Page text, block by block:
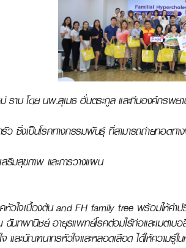
ราม โดย นพ.สุเมธ ฮั่นตระกูล และทีมองค์กรพย
รัว ซึ่งเป็นโรคทางกรรมพันธุ์ ที่สามารถถ่ายทอดท
สริมสุขภาพ และการวางแผน
หัวใจเบื้องต้น and FH family tree พร้อมให้คำป
ทพานิชย์ อายุรแพทย์โรคต่อมไร้ท่อและเมตาบ
ะมัณฑนากรหัวใจและหลอดเลือด ได้ให้ความรู้ใ